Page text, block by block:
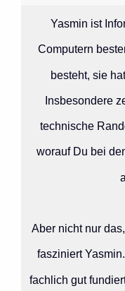
Yasmin ist
Computern
besteht, sie
Insbesondere
technische
worauf Du bei
Aber nicht nur
fasziniert
fachlich gut